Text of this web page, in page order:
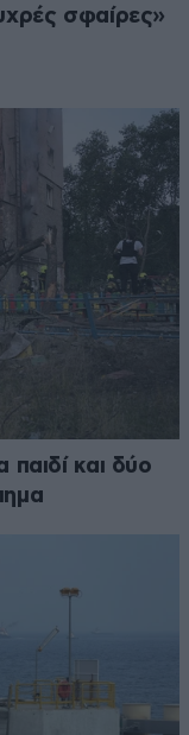
σφαίρες»
και δύο